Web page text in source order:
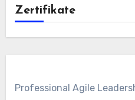
Zertifikate
Professional Agile